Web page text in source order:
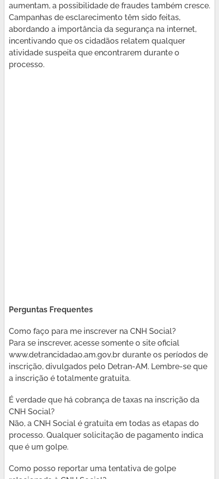
aumentam, a possibilidade de fraudes também cresce.
Campanhas de esclarecimento têm sido feitas,
abordando a importância da segurança na internet,
incentivando que os cidadãos relatem qualquer
atividade suspeita que encontrarem durante o
processo.
Perguntas Frequentes
Como faço para me inscrever na CNH Social?
Para se inscrever, acesse somente o site oficial
www.detrancidadao.am.gov.br durante os períodos de
inscrição, divulgados pelo Detran-AM. Lembre-se que
a inscrição é totalmente gratuita.
É verdade que há cobrança de taxas na inscrição da
CNH Social?
Não, a CNH Social é gratuita em todas as etapas do
processo. Qualquer solicitação de pagamento indica
que é um golpe.
Como posso reportar uma tentativa de golpe